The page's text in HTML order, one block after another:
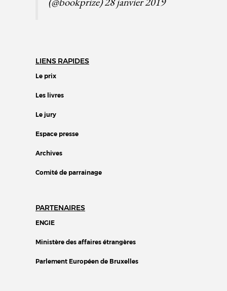
LIENS RAPIDES
Le prix
Les livres
Le jury
Espace presse
Archives
Comité de parrainage
PARTENAIRES
ENGIE
Ministère des affaires étrangères
Parlement Européen de Bruxelles